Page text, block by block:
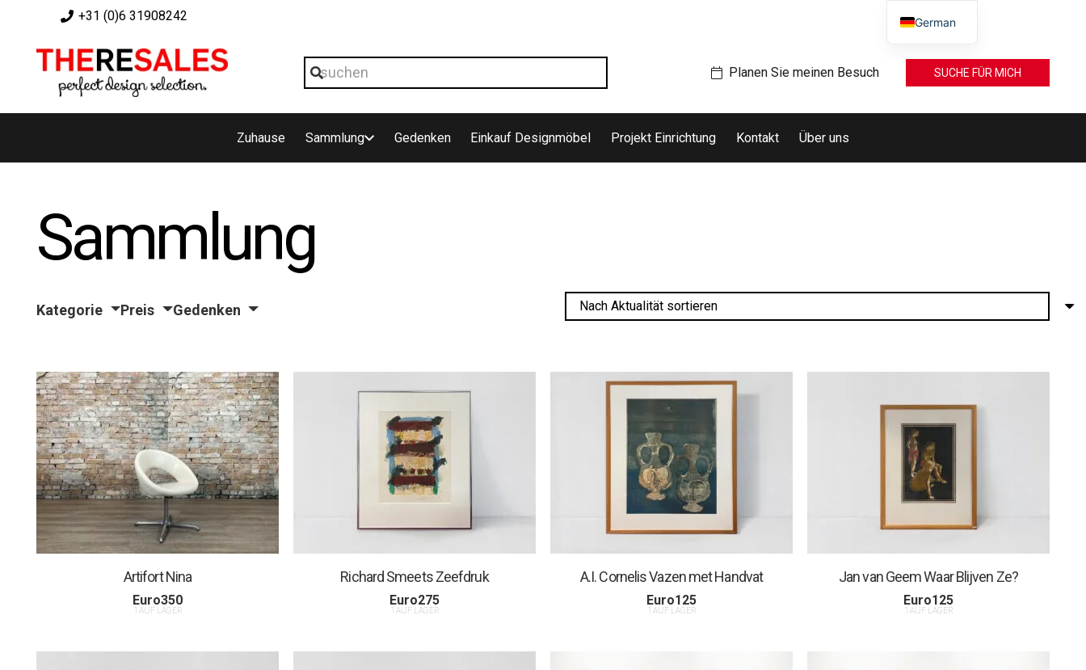
+31 (0)6 31908242
Planen Sie meinen Besuch SUCHE FÜR MICH
Zuhause Sammlung Gedenken Einkauf Designmöbel Projekt Einrichtung Kontakt Über uns
Sammlung
Kategorie Preis Gedenken
Artifort Nina
Euro350
1 AUF LAGER
Richard Smeets Zeefdruk
Euro275
1 AUF LAGER
A.I. Cornelis Vazen met Handvat
Euro125
1 AUF LAGER
Jan van Geem Waar Blijven Ze?
Euro125
1 AUF LAGER
German